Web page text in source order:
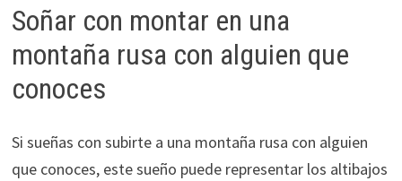
Soñar con montar en una
montaña rusa con alguien que
conoces
Si sueñas con subirte a una montaña rusa con alguien
que conoces, este sueño puede representar los altibajos